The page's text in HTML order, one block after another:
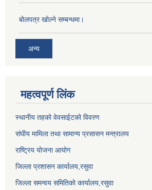
बोलपत्र खोल्ने सम्बन्धमा।
अन्य
महत्वपूर्ण लिंक
स्थानीय तहको वेवसाईटको विवरण
संघीय मामिला तथा सामान्य प्रसासन मन्त्रालय
राष्ट्रिय योजना आयोग
जिल्ला प्रशासन कार्यालय, रसुवा
जिल्ला समन्वय समितिको कार्यालय, रसुवा